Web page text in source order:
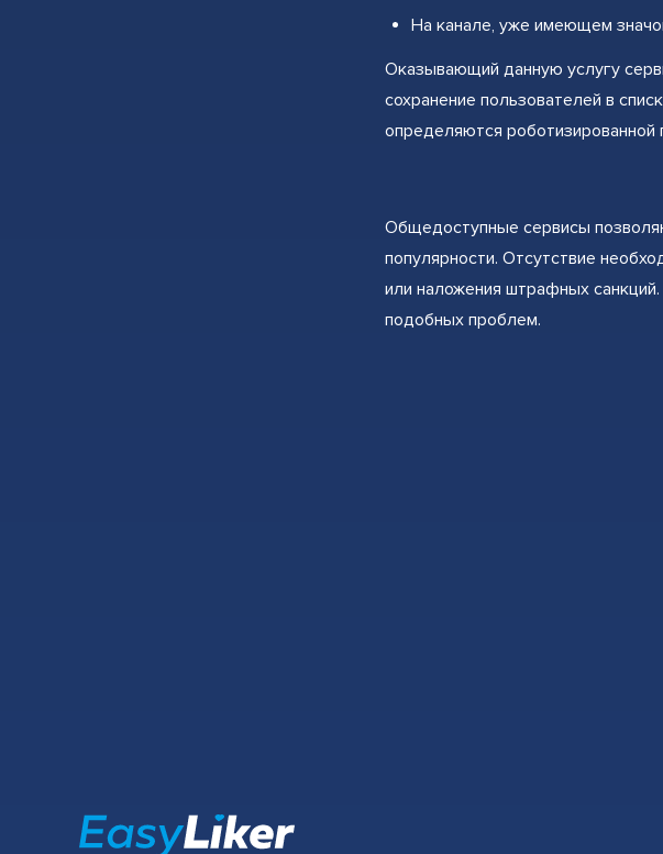
На канале, уже имеющем
Оказывающий данную услугу
сохранение пользователей в
определяются роботизированной
Общедоступные сервисы
популярности. Отсутствие
или наложения штрафных
подобных проблем.